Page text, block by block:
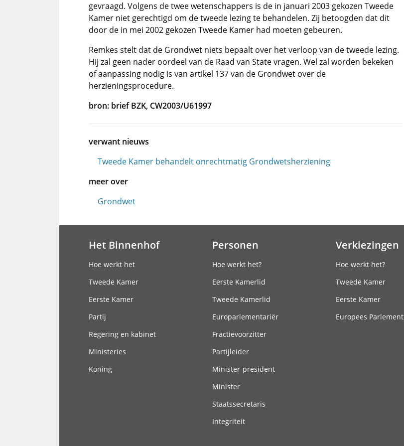
gevraagd. Volgens de twee wetenschappers is de in januari 2003 gekozen Tweede
Kamer niet gerechtigd om de tweede lezing te behandelen. Zij betoogden dat dit
door de in mei 2002 gekozen Tweede Kamer had moeten gebeuren.
Remkes stelt dat de Grondwet niets bepaalt over het verloop van de tweede lezing.
Hij zal geen nader oordeel van de Raad van State vragen. Wel zal worden bekeken
of aanpassing nodig is van artikel 137 van de Grondwet over de
herzieningsprocedure.
bron: brief BZK, CW2003/U61997
verwant nieuws
Tweede Kamer behandelt onrechtmatig Grondwetsherziening
meer over
Grondwet
Het Binnenhof
Hoe werkt het
Tweede Kamer
Eerste Kamer
Partij
Regering en kabinet
Ministeries
Koning
Personen
Hoe werkt het?
Eerste Kamerlid
Tweede Kamerlid
Europarlementariër
Fractievoorzitter
Partijleider
Minister-president
Minister
Staatssecretaris
Integriteit
Verkiezingen
Hoe werkt het?
Tweede Kamer
Eerste Kamer
Europees Parlement